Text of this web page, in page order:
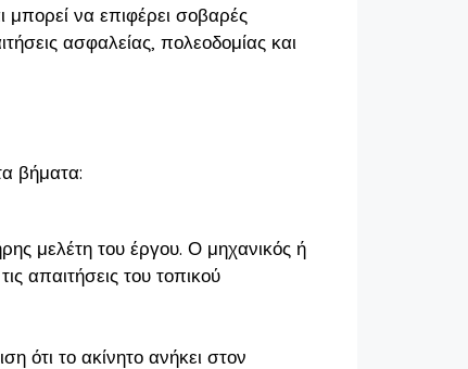
μπορεί να επιφέρει σοβαρές
ασφαλείας, πολεοδομίας και
βήματα:
μελέτη του έργου. Ο μηχανικός ή
απαιτήσεις του τοπικού
ότι το ακίνητο ανήκει στον